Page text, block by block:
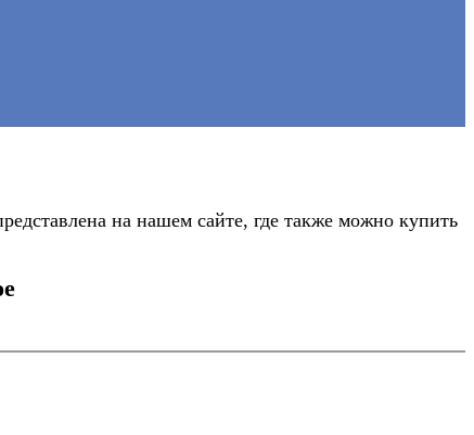
на нашем сайте, где также можно купить